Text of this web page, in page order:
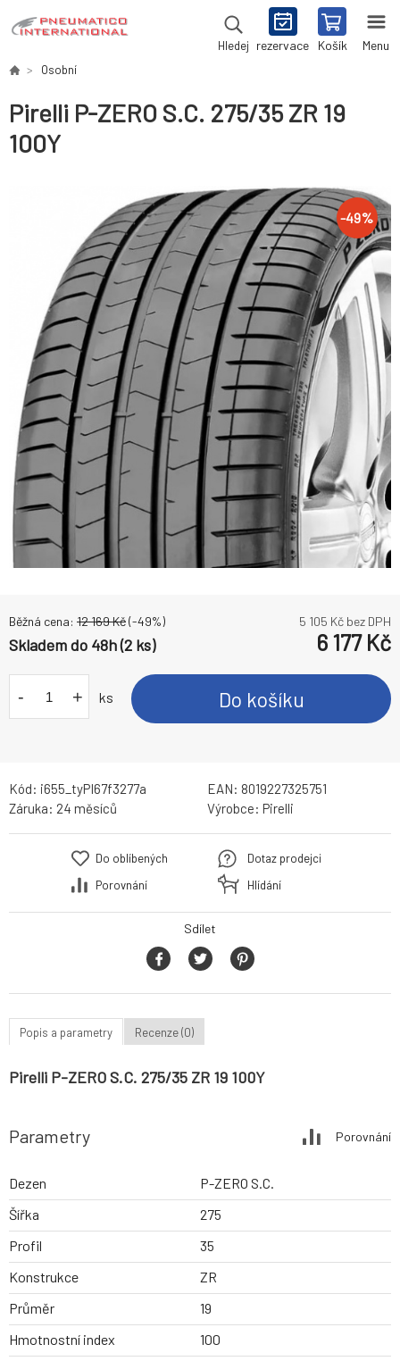
Hledej rezervace Košík Menu
Osobní
Pirelli P-ZERO S.C. 275/35 ZR 19
100Y
-49%
Běžná cena: 12 169Kč(-49%) 5 105 Kč bez DPH
Skladem do 48h (2 ks) 6 177Kč
- + ks Do košíku
Kód: i655_tyPI67f3277a EAN: 8019227325751
Záruka: 24 měsíců Výrobce: Pirelli
Do oblíbených
Porovnání
Dotaz prodejci
Hlídání
Sdílet
Popis a parametry Recenze (0)
Pirelli P-ZERO S.C. 275/35 ZR 19 100Y
Parametry Porovnání
Dezen
P-ZERO S.C.
Šířka
275
Profil
35
Konstrukce
ZR
Průměr
19
Hmotnostní index
100